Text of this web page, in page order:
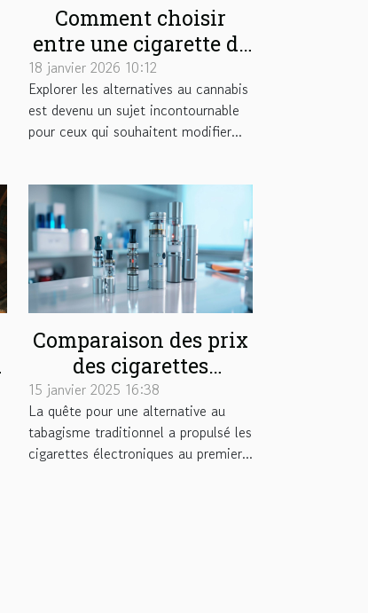
Comment choisir
entre une cigarette de
plantes et un joint
sans cannabis ?
18 janvier 2026 10:12
Explorer les alternatives au cannabis
est devenu un sujet incontournable
pour ceux qui souhaitent modifier...
Comparaison des prix
des cigarettes
électroniques sur le
marché
15 janvier 2025 16:38
La quête pour une alternative au
tabagisme traditionnel a propulsé les
cigarettes électroniques au premier...